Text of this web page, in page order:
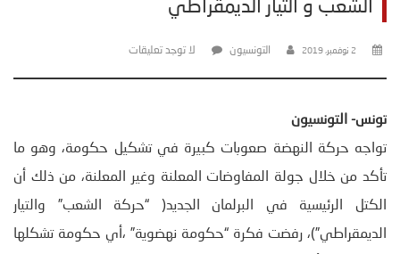
الشعب و التيار الديمقراطي
2 نوفمبر، 2019 التونسيون لا توجد تعليقات
تونس- التونسيون
تواجه حركة النهضة صعوبات كبيرة في تشكيل حكومة، وهو ما
تأكد من خلال جولة المفاوضات المعلنة وغير المعلنة، من ذلك أن
الكتل الرئيسية في البرلمان الجديد( “حركة الشعب” والتيار
الديمقراطي”)، رفضت فكرة “حكومة نهضوية” ،أي حكومة تشكلها